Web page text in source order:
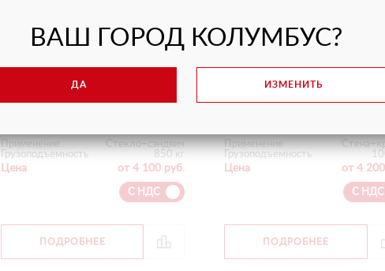
ВАКУУМНЫЙ ЗАХВАТ ARLIFTER
Применение
Стекло+сэндвич
Грузоподъемность
850 кг
Цена от 4 100 руб.
С НДС
ПОДРОБНЕЕ
ВАКУУМНЫЙ ЗАХВАТ
Применение
Грузоподъемность
Цена от 4
С НДС
ПОДРОБНЕЕ
ВАШ ГОРОД КОЛУМБУС?
ДА ИЗМЕНИТЬ